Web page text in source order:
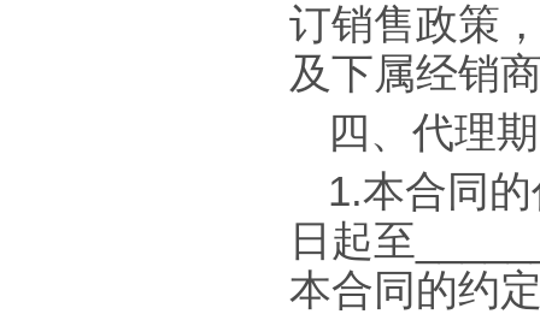
订销售政策
及下属经销
四、代理
1.本合同
日起至
本合同的约